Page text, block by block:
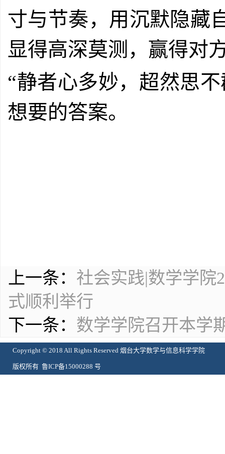
寸与节奏，用沉默隐藏
显得高深莫测，赢得对
“静者心多妙，超然思
想要的答案。
上一条： 社会实践|数学学院
式顺利举行
下一条： 数学学院召开本学
Copyright © 2018 All Rights Reserved 烟台大学数学与信息科学学院
版权所有 鲁ICP备15000288 号